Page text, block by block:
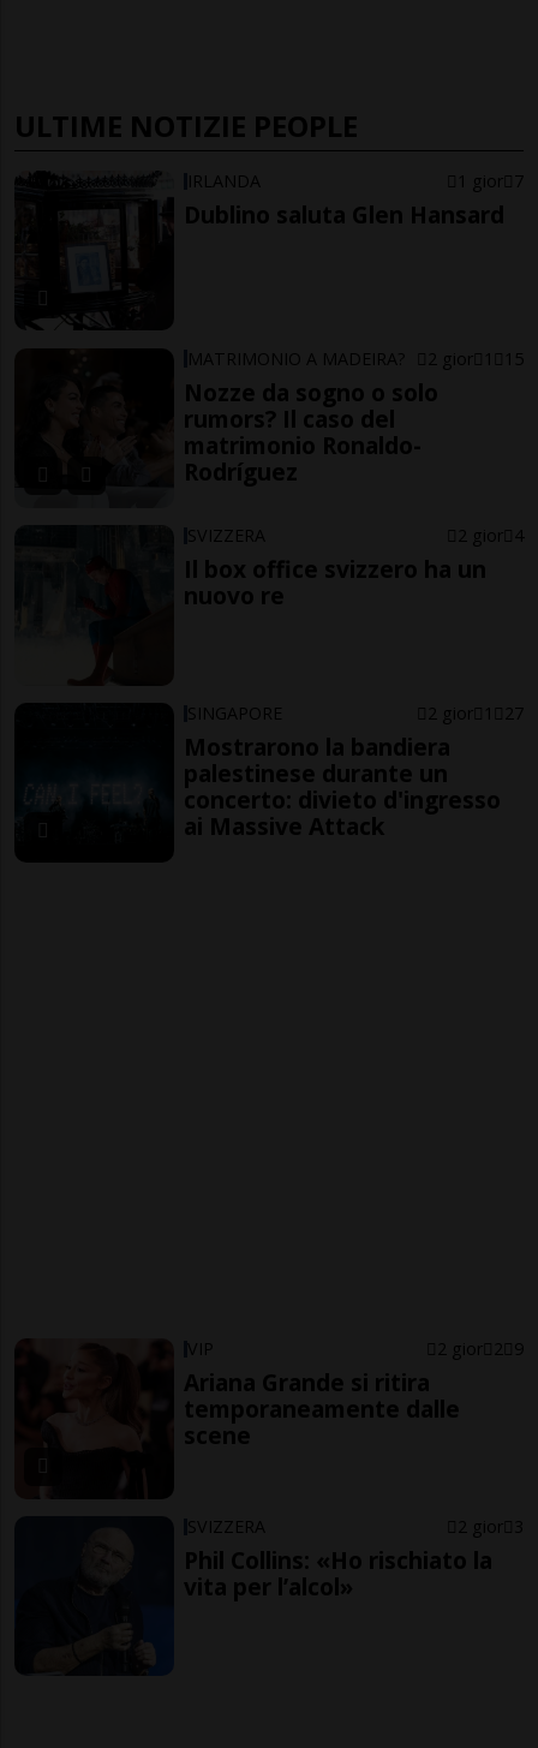
ULTIME NOTIZIE PEOPLE
IRLANDA 1 gior 7
Dublino saluta Glen Hansard
MATRIMONIO A MADEIRA? 2 gior 1 15
Nozze da sogno o solo
rumors? Il caso del
matrimonio Ronaldo-
Rodríguez
SVIZZERA 2 gior 4
Il box office svizzero ha un
nuovo re
SINGAPORE 2 gior 1 27
Mostrarono la bandiera
palestinese durante un
concerto: divieto d'ingresso
ai Massive Attack
VIP 2 gior 2 9
Ariana Grande si ritira
temporaneamente dalle
scene
SVIZZERA 2 gior 3
Phil Collins: «Ho rischiato la
vita per l’alcol»